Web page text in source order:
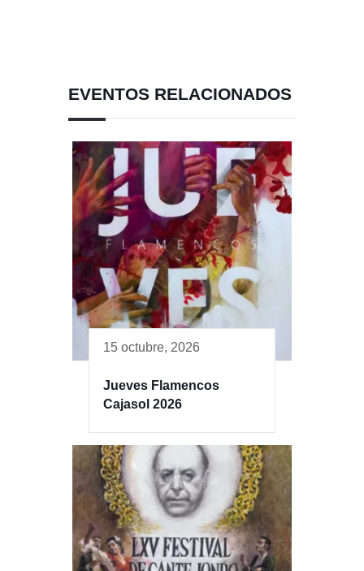
EVENTOS RELACIONADOS
15 octubre, 2026
Jueves Flamencos
Cajasol 2026